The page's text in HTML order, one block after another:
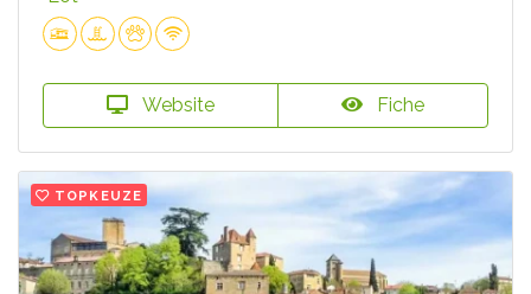
Website Fiche
TOPKEUZE